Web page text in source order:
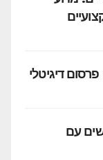
דיגיטלי
גדול להעסיק 5% אנשים עם